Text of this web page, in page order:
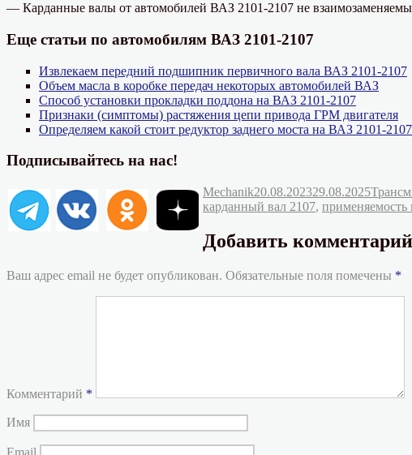
— Карданные валы от автомобилей ВАЗ 2101-2107 не
Еще статьи по автомобилям ВАЗ 2101-2107
Извлекаем передний подшипник первичного вала ВАЗ 2101-2107
Объем масла в коробке передач некоторых автомобилей ВАЗ
Способ установки прокладки поддона на ВАЗ 2101-2107
Признаки (симптомы) растяжения цепи привода ГРМ двигателя
Определяем какой стоит редуктор заднего моста на ВАЗ 2101-2107
Подписывайтесь на нас!
Автор
MechanikОпубликовано
20.08.202329.08.2025
карданный вал 2107, применяемость
Добавить комментарий
Ваш адрес email не будет опубликован. Обязательные поля помечены *
Комментарий *
Имя
Email